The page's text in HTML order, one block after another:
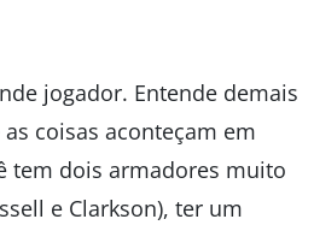
jogador. Entende demais
coisas aconteçam em
tem dois armadores muito
e Clarkson), ter um